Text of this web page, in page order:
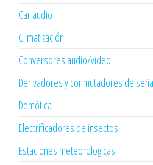
Car audio
Climatización
Conversores audio/vídeo
Derivadores y conmutadores de
Domótica
Electrificadores de insectos
Estaciones meteorologicas